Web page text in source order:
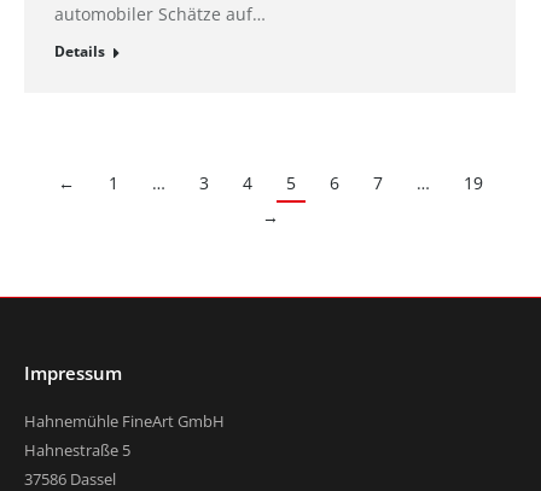
automobiler Schätze auf…
Details
← 1 … 3 4 5 6 7 …
19
→
Impressum
Hahnemühle FineArt GmbH
Hahnestraße 5
37586 Dassel